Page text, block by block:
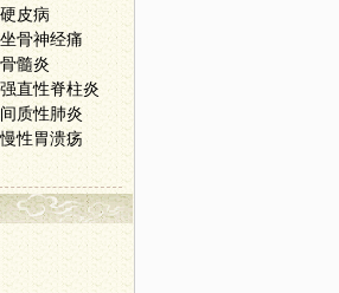
硬皮病
坐骨神经痛
骨髓炎
强直性脊柱炎
间质性肺炎
慢性胃溃疡